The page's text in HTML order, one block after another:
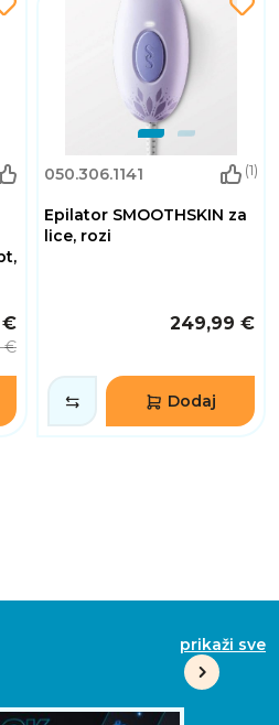
€
€
050.306.1141 (1)
Epilator SMOOTHSKIN za
lice, rozi
249,99 €
Dodaj
prikaži sve